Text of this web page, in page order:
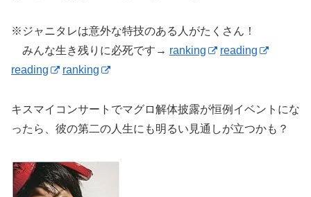
※ジャニタレは意外な特技のある人がたくさん！
みんな生き残りに必死です→ ranking
reading
reading
ranking
キスマイコンサートでマグロ解体披露が恒例イベントにな
ったら、彼の第二の人生にも明るい見通しが立つかも？